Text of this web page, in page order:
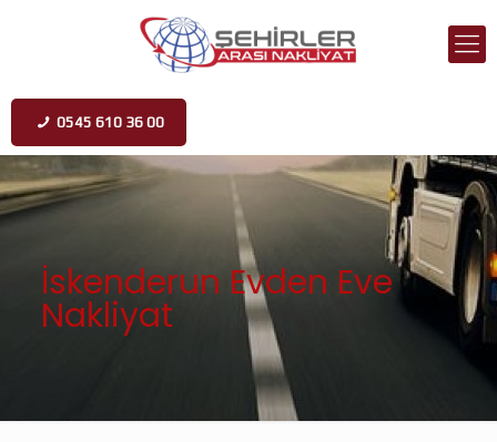
0545 610 36 00
İskenderun Evden Eve
Nakliyat